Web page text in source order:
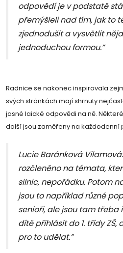
odpovědí je v podstatě
přemýšleli nad tím, jak to
zjednodušit a vysvětlit
jednoduchou formou.”
Radnice se nakonec inspirovala
svých stránkách mají shrnuty
jasné laické odpovědi na ně.
další jsou zaměřeny na každodenní
Lucie Baránková
rozčleněno na témata,
silnic, nepořádku. Potom
jsou to například různé
senioři, ale jsou tam třeba
dítě přihlásit do 1. třídy ZŠ,
pro to udělat.”